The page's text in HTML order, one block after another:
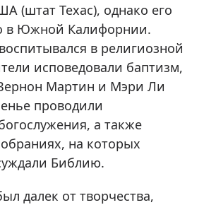
(штат Техас), однако его
в Южной Калифорнии.
в религиозной
исповедовали баптизм,
Мартин и Мэри Ли
проводили
а также
на которых
Библию.
далек от творчества,